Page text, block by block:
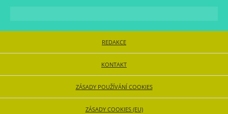
REDAKCE
KONTAKT
ZÁSADY POUŽÍVÁNÍ COOKIES
ZÁSADY COOKIES (EU)